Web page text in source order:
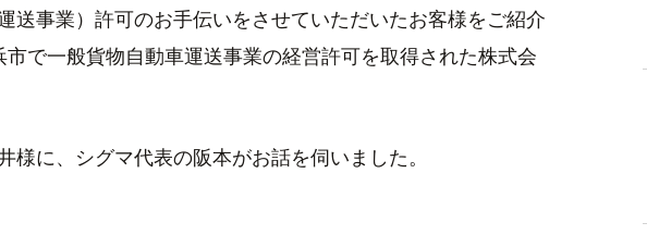
送事業）許可のお手伝いをさせていただいたお客様をご紹介
で一般貨物自動車運送事業の経営許可を取得された株式会
に、シグマ代表の阪本がお話を伺いました。